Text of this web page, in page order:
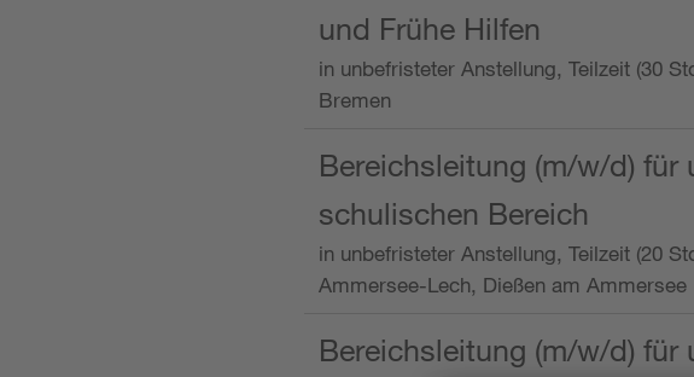
und Frühe Hilfen
in unbefristeter Anstellung, Teilzeit (30
Bremen
Bereichsleitung (m/w/d) für
schulischen Bereich
in unbefristeter Anstellung, Teilzeit (20
Ammersee-Lech, Dießen am Ammersee
Bereichsleitung (m/w/d) für